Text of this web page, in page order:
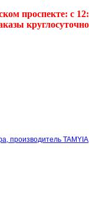
проспекте:
производитель